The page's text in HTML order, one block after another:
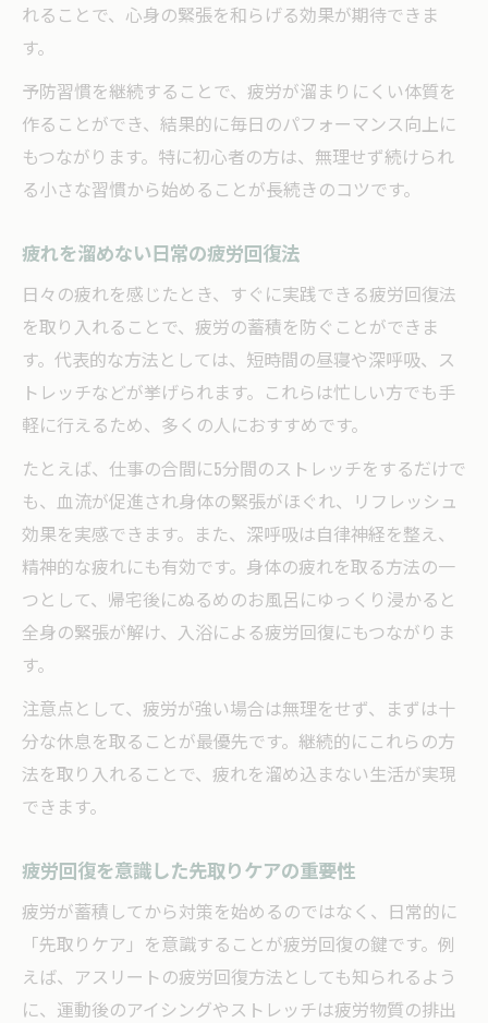
れることで、心身の緊張を和らげる効果が期待できま
す。
予防習慣を継続することで、疲労が溜まりにくい体質を
作ることができ、結果的に毎日のパフォーマンス向上に
もつながります。特に初心者の方は、無理せず続けられ
る小さな習慣から始めることが長続きのコツです。
疲れを溜めない日常の疲労回復法
日々の疲れを感じたとき、すぐに実践できる疲労回復法
を取り入れることで、疲労の蓄積を防ぐことができま
す。代表的な方法としては、短時間の昼寝や深呼吸、ス
トレッチなどが挙げられます。これらは忙しい方でも手
軽に行えるため、多くの人におすすめです。
たとえば、仕事の合間に5分間のストレッチをするだけで
も、血流が促進され身体の緊張がほぐれ、リフレッシュ
効果を実感できます。また、深呼吸は自律神経を整え、
精神的な疲れにも有効です。身体の疲れを取る方法の一
つとして、帰宅後にぬるめのお風呂にゆっくり浸かると
全身の緊張が解け、入浴による疲労回復にもつながりま
す。
注意点として、疲労が強い場合は無理をせず、まずは十
分な休息を取ることが最優先です。継続的にこれらの方
法を取り入れることで、疲れを溜め込まない生活が実現
できます。
疲労回復を意識した先取りケアの重要性
疲労が蓄積してから対策を始めるのではなく、日常的に
「先取りケア」を意識することが疲労回復の鍵です。例
えば、アスリートの疲労回復方法としても知られるよう
に、運動後のアイシングやストレッチは疲労物質の排出